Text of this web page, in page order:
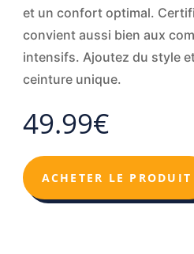
et un confort optimal.
convient aussi bien aux
intensifs. Ajoutez du style
ceinture unique.
49.99€
ACHETER LE PRODUIT